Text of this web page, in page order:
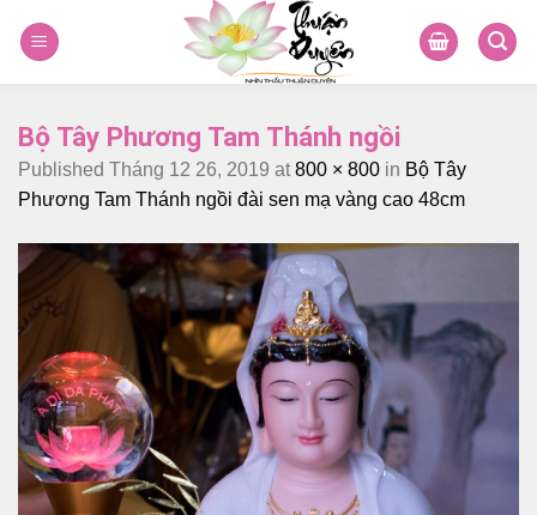
Bộ Tây Phương Tam Thánh ngồi
Published Tháng 12 26, 2019 at 800 × 800 in Bộ Tây
Phương Tam Thánh ngồi đài sen mạ vàng cao 48cm